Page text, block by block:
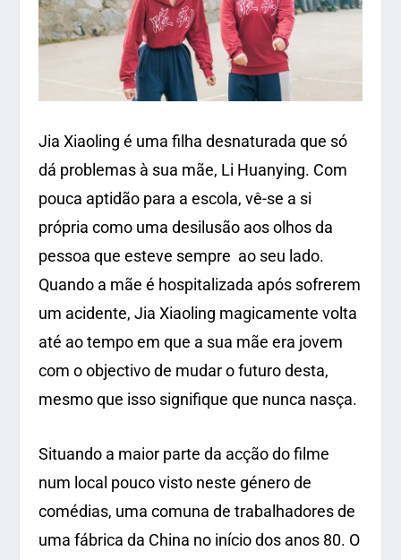
Jia Xiaoling é uma filha desnaturada que só
dá problemas à sua mãe, Li Huanying. Com
pouca aptidão para a escola, vê-se a si
própria como uma desilusão aos olhos da
pessoa que esteve sempre ao seu lado.
Quando a mãe é hospitalizada após sofrerem
um acidente, Jia Xiaoling magicamente volta
até ao tempo em que a sua mãe era jovem
com o objectivo de mudar o futuro desta,
mesmo que isso signifique que nunca nasça.
Situando a maior parte da acção do filme
num local pouco visto neste género de
comédias, uma comuna de trabalhadores de
uma fábrica da China no início dos anos 80. O